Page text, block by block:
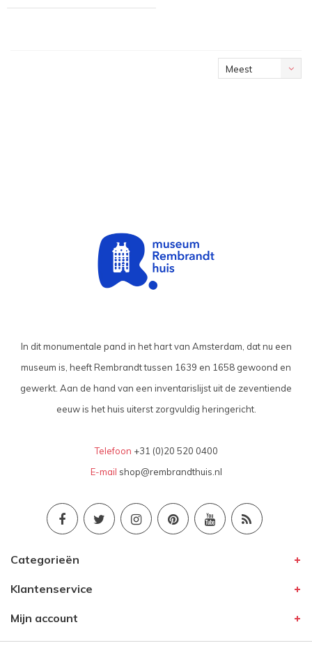
Meest
In dit monumentale pand in het hart van Amsterdam, dat nu een
museum is, heeft Rembrandt tussen 1639 en 1658 gewoond en
gewerkt. Aan de hand van een inventarislijst uit de zeventiende
eeuw is het huis uiterst zorgvuldig heringericht.
Telefoon +31 (0)20 520 0400
E-mail shop@rembrandthuis.nl
Categorieën
Klantenservice
Mijn account